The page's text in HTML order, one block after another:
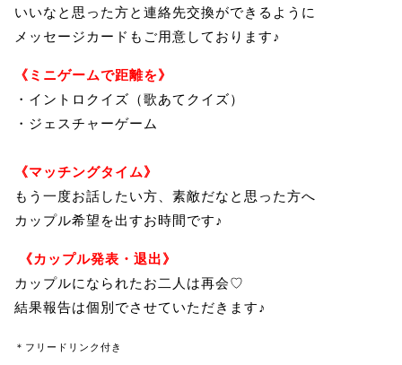
いいなと思った方と連絡先交換ができるように
メッセージカードもご用意しております♪
《ミニゲームで距離を》
・イントロクイズ（歌あてクイズ）
・ジェスチャーゲーム
《マッチングタイム》
もう一度お話したい方、素敵だなと思った方へ
カップル希望を出すお時間です♪
《カップル発表・退出》
カップルになられたお二人は再会♡
結果報告は個別でさせていただきます♪
＊フリードリンク付き